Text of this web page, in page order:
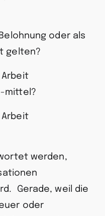
oder als
gelten?
Arbeit
-mittel?
Arbeit
werden,
Gerade, weil die
oder